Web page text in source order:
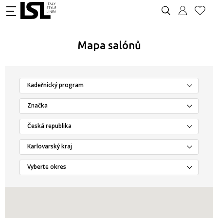
Mapa salónů
Kadeřnický program
Značka
Česká republika
Karlovarský kraj
Vyberte okres